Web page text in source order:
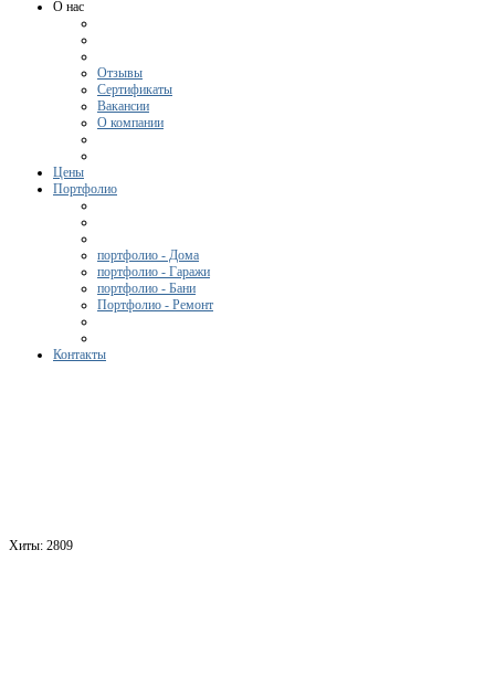
О нас
Отзывы
Сертификаты
Вакансии
О компании
Цены
Портфолио
портфолио - Дома
портфолио - Гаражи
портфолио - Бани
Портфолио - Ремонт
Контакты
Хиты: 2809